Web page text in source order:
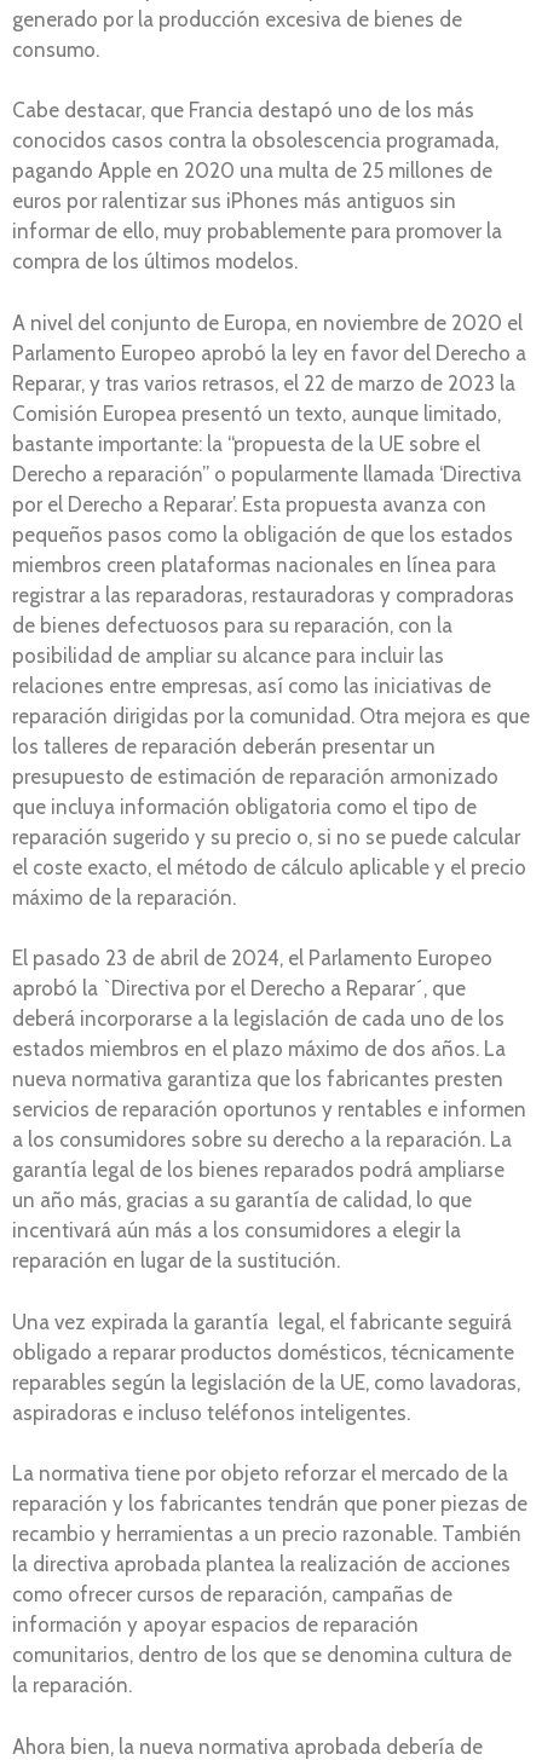
generado por la producción excesiva de bienes de
consumo.
Cabe destacar, que Francia destapó uno de los más
conocidos casos contra la obsolescencia programada,
pagando Apple en 2020 una multa de 25 millones de
euros por ralentizar sus iPhones más antiguos sin
informar de ello, muy probablemente para promover la
compra de los últimos modelos.
A nivel del conjunto de Europa, en noviembre de 2020 el
Parlamento Europeo aprobó la ley en favor del Derecho a
Reparar, y tras varios retrasos, el 22 de marzo de 2023 la
Comisión Europea presentó un texto, aunque limitado,
bastante importante: la “propuesta de la UE sobre el
Derecho a reparación” o popularmente llamada ‘Directiva
por el Derecho a Reparar’. Esta propuesta avanza con
pequeños pasos como la obligación de que los estados
miembros creen plataformas nacionales en línea para
registrar a las reparadoras, restauradoras y compradoras
de bienes defectuosos para su reparación, con la
posibilidad de ampliar su alcance para incluir las
relaciones entre empresas, así como las iniciativas de
reparación dirigidas por la comunidad. Otra mejora es que
los talleres de reparación deberán presentar un
presupuesto de estimación de reparación armonizado
que incluya información obligatoria como el tipo de
reparación sugerido y su precio o, si no se puede calcular
el coste exacto, el método de cálculo aplicable y el precio
máximo de la reparación.
El pasado 23 de abril de 2024, el Parlamento Europeo
aprobó la `Directiva por el Derecho a Reparar´, que
deberá incorporarse a la legislación de cada uno de los
estados miembros en el plazo máximo de dos años. La
nueva normativa garantiza que los fabricantes presten
servicios de reparación oportunos y rentables e informen
a los consumidores sobre su derecho a la reparación. La
garantía legal de los bienes reparados podrá ampliarse
un año más, gracias a su garantía de calidad, lo que
incentivará aún más a los consumidores a elegir la
reparación en lugar de la sustitución.
Una vez expirada la garantía legal, el fabricante seguirá
obligado a reparar productos domésticos, técnicamente
reparables según la legislación de la UE, como lavadoras,
aspiradoras e incluso teléfonos inteligentes.
La normativa tiene por objeto reforzar el mercado de la
reparación y los fabricantes tendrán que poner piezas de
recambio y herramientas a un precio razonable. También
la directiva aprobada plantea la realización de acciones
como ofrecer cursos de reparación, campañas de
información y apoyar espacios de reparación
comunitarios, dentro de los que se denomina cultura de
la reparación.
Ahora bien, la nueva normativa aprobada debería de